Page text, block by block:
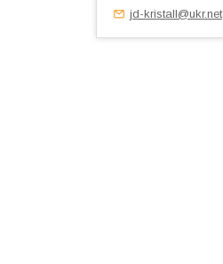
jd-kristall@ukr.net